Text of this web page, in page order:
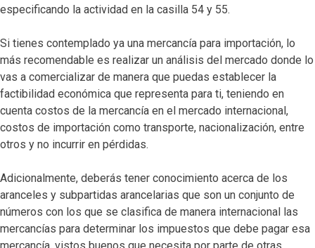
especificando la actividad en la casilla 54 y 55.
Si tienes contemplado ya una mercancía para importación, lo
más recomendable es realizar un análisis del mercado donde lo
vas a comercializar de manera que puedas establecer la
factibilidad económica que representa para ti, teniendo en
cuenta costos de la mercancía en el mercado internacional,
costos de importación como transporte, nacionalización, entre
otros y no incurrir en pérdidas.
Adicionalmente, deberás tener conocimiento acerca de los
aranceles y subpartidas arancelarias que son un conjunto de
números con los que se clasifica de manera internacional las
mercancías para determinar los impuestos que debe pagar esa